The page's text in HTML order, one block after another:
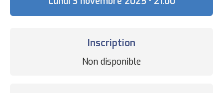
Inscription
Non disponible